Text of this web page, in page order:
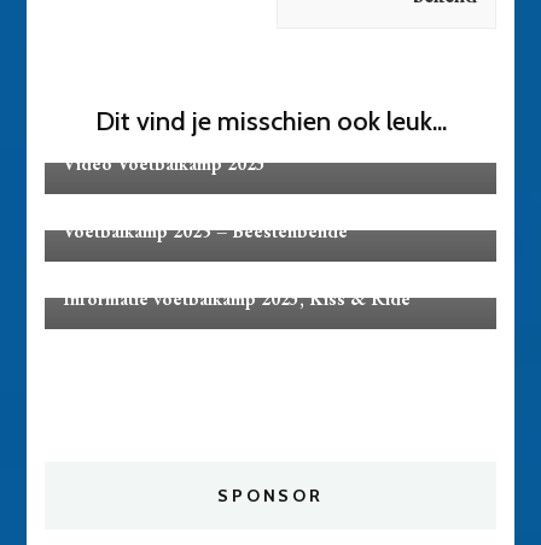
Dit vind je misschien ook leuk...
Activiteiten
Video Voetbalkamp 2023
Voetbalkamp 2025 – Beestenbende
Informatie voetbalkamp 2023, Kiss & Ride
SPONSOR